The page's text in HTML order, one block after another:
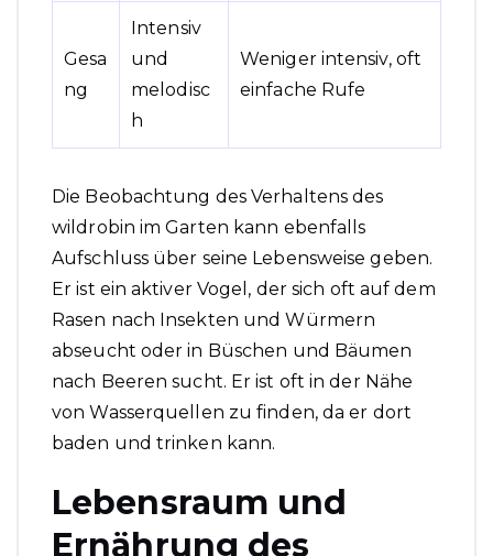
Gesa
ng
Intensiv
und
melodisc
h
Weniger intensiv, oft
einfache Rufe
Die Beobachtung des Verhaltens des
wildrobin im Garten kann ebenfalls
Aufschluss über seine Lebensweise geben.
Er ist ein aktiver Vogel, der sich oft auf dem
Rasen nach Insekten und Würmern
abseucht oder in Büschen und Bäumen
nach Beeren sucht. Er ist oft in der Nähe
von Wasserquellen zu finden, da er dort
baden und trinken kann.
Lebensraum und
Ernährung des